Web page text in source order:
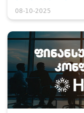
08-10-2025